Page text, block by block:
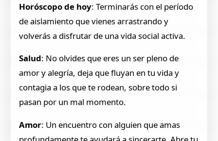
Horóscopo de hoy: Terminarás con el período
de aislamiento que vienes arrastrando y
volverás a disfrutar de una vida social activa.
Salud: No olvides que eres un ser pleno de
amor y alegría, deja que fluyan en tu vida y
contagia a los que te rodean, sobre todo si
pasan por un mal momento.
Amor: Un encuentro con alguien que amas